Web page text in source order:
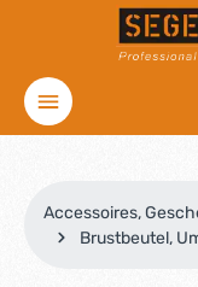
Zum Hauptinhalt
Accessoires,
Brustbeutel,